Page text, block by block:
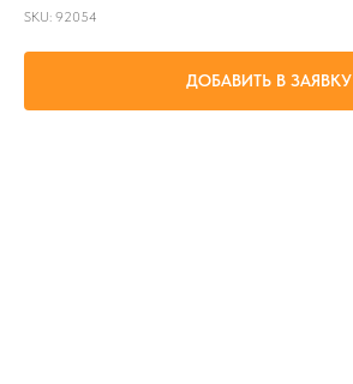
SKU: 92054
ДОБАВИТЬ В ЗАЯВКУ